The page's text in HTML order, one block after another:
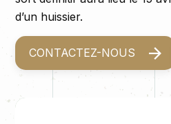
d’un huissier.
CONTACTEZ-NOUS